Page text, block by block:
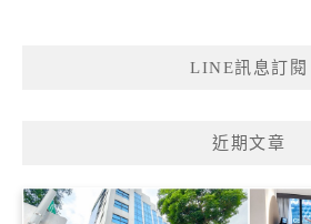
LINE訊息訂閱
近期文章